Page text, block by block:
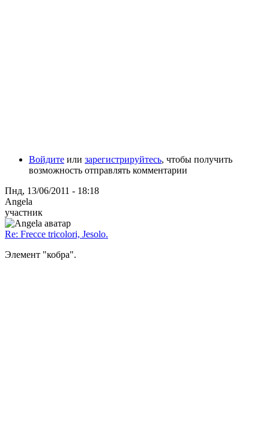
Войдите или зарегистрируйтесь, чтобы получить
возможность отправлять комментарии
Пнд, 13/06/2011 - 18:18
Angela
участник
Re: Frecce tricolori, Jesolo.
Элемент "кобра".